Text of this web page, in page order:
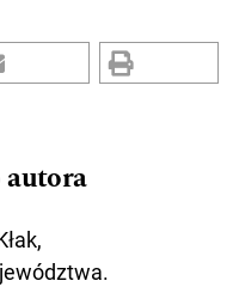
autora